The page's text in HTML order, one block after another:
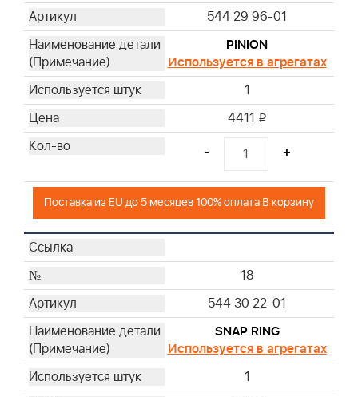
544 29 96-01
PINION
Используется в агрегатах
1
4411 i
- +
Поставка из EU до 5 месяцев 100% оплата В корзину
18
544 30 22-01
SNAP RING
Используется в агрегатах
1